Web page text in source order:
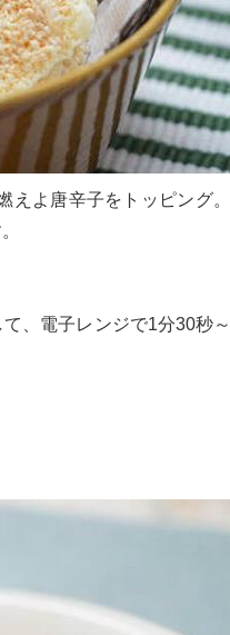
えよ唐辛子をトッピング。
、電子レンジで1分30秒～